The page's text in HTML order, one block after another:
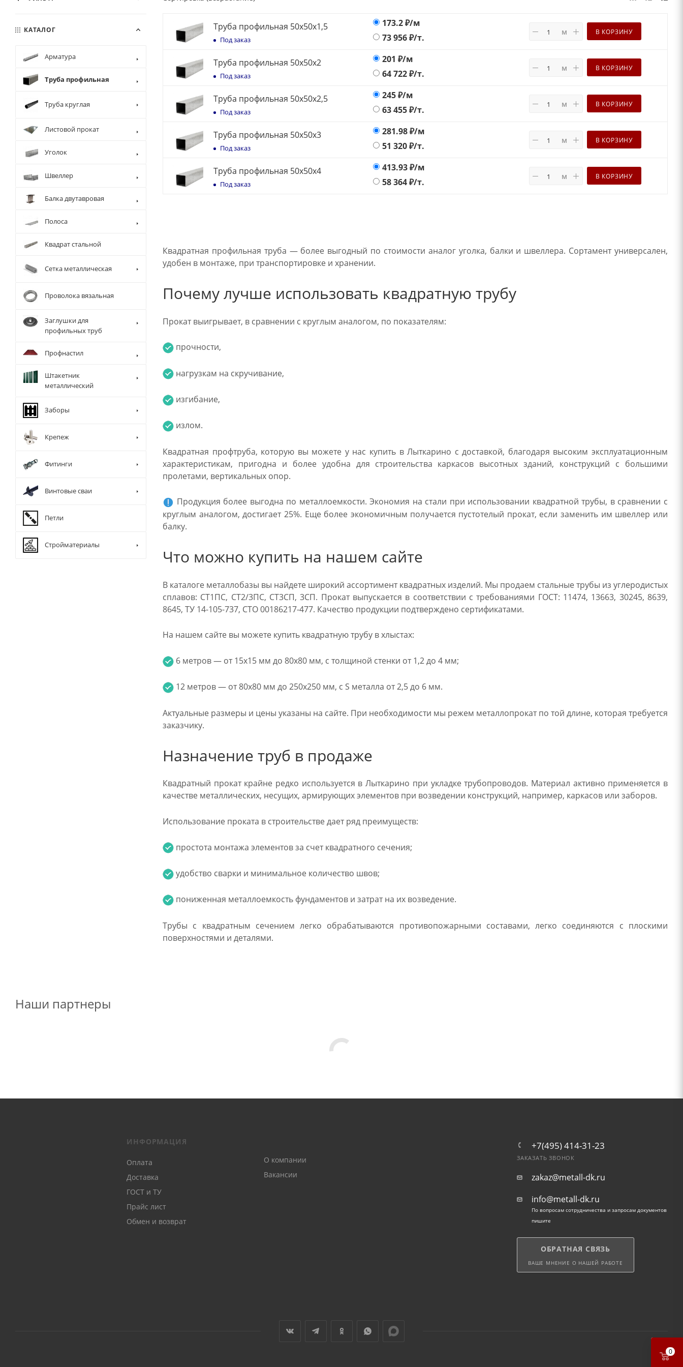
Труба профильная 50х50х1,5
Под заказ
173.2₽/м
73 956₽/т.
м В КОРЗИНУ
Труба профильная 50х50х2
Под заказ
201 ₽/м
64 722₽/т.
м В КОРЗИНУ
Труба профильная 50х50х2,5
Под заказ
245₽/м
63 455₽/т.
м В КОРЗИНУ
Труба профильная 50х50х3
Под заказ
281.98₽/м
51 320₽/т.
м В КОРЗИНУ
Труба профильная 50х50х4
Под заказ
413.93₽/м
58 364₽/т.
м В КОРЗИНУ
Квадратная профильная труба — более выгодный по стоимости аналог уголка, балки и швеллера. Сортамент универсален,
удобен в монтаже, при транспортировке и хранении.
Почему лучше использовать квадратную трубу
Прокат выигрывает, в сравнении с круглым аналогом, по показателям:
прочности,
нагрузкам на скручивание,
изгибание,
излом.
Квадратная профтруба, которую вы можете у нас купить в Лыткарино с доставкой, благодаря высоким эксплуатационным
характеристикам, пригодна и более удобна для строительства каркасов высотных зданий, конструкций с большими
пролетами, вертикальных опор.
Продукция более выгодна по металлоемкости. Экономия на стали при использовании квадратной трубы, в сравнении с
круглым аналогом, достигает 25%. Еще более экономичным получается пустотелый прокат, если заменить им швеллер или
балку.
Что можно купить на нашем сайте
В каталоге металлобазы вы найдете широкий ассортимент квадратных изделий. Мы продаем стальные трубы из углеродистых
сплавов: СТ1ПС, СТ2/3ПС, СТ3СП, 3СП. Прокат выпускается в соответствии с требованиями ГОСТ: 11474, 13663, 30245, 8639,
8645, ТУ 14-105-737, СТО 00186217-477. Качество продукции подтверждено сертификатами.
На нашем сайте вы можете купить квадратную трубу в хлыстах:
6 метров — от 15х15 мм до 80х80 мм, с толщиной стенки от 1,2 до 4 мм;
12 метров — от 80х80 мм до 250х250 мм, с S металла от 2,5 до 6 мм.
Актуальные размеры и цены указаны на сайте. При необходимости мы режем металлопрокат по той длине, которая требуется
заказчику.
Назначение труб в продаже
Квадратный прокат крайне редко используется в Лыткарино при укладке трубопроводов. Материал активно применяется в
качестве металлических, несущих, армирующих элементов при возведении конструкций, например, каркасов или заборов.
Использование проката в строительстве дает ряд преимуществ:
простота монтажа элементов за счет квадратного сечения;
удобство сварки и минимальное количество швов;
пониженная металлоемкость фундаментов и затрат на их возведение.
Трубы с квадратным сечением легко обрабатываются противопожарными составами, легко соединяются с плоскими
поверхностями и деталями.
КАТАЛОГ
Арматура
Труба профильная
Труба круглая
Листовой прокат
Уголок
Швеллер
Балка двутавровая
Полоса
Квадрат стальной
Сетка металлическая
Проволока вязальная
Заглушки для
профильных труб
Профнастил
Штакетник
металлический
Заборы
Крепеж
Фитинги
Винтовые сваи
Петли
Стройматериалы
Наши партнеры
ИНФОРМАЦИЯ
Оплата
Доставка
ГОСТ и ТУ
Прайс лист
Обмен и возврат
О компании
Вакансии
+7(495) 414-31-23
ЗАКАЗАТЬ ЗВОНОК
zakaz@metall-dk.ru
info@metall-dk.ru
По вопросам сотрудничества и запросам документов
пишите
ОБРАТНАЯ СВЯЗЬ
ВАШЕ МНЕНИЕ О НАШЕЙ РАБОТЕ
0